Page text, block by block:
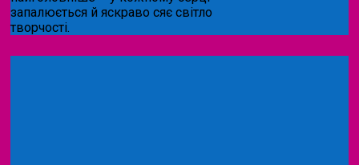
запалюється й яскраво сяє світло
творчості.